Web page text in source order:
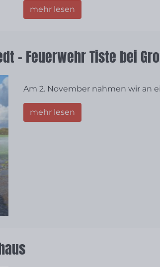
mehr lesen
– Feuerwehr Tiste bei
Am 2. November nahmen wir an
mehr lesen